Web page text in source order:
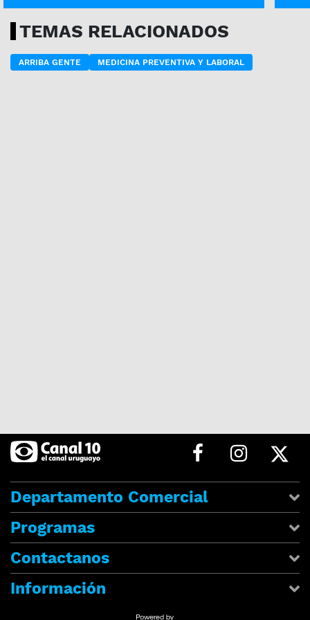
TEMAS RELACIONADOS
ARRIBA GENTE MEDICINA PREVENTIVA Y LABORAL
Departamento Comercial
Programas
Contactanos
Información